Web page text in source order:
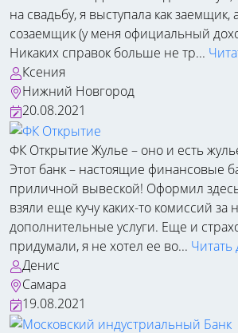
на свадьбу, я выступала как
созаемщик (у меня официальный
Никаких справок больше не тр...
Ксения
Нижний Новгород
20.08.2021
ФК Открытие Жулье – оно и есть
Этот банк – настоящие финансовые
приличной вывеской! Оформил здесь
взяли еще кучу каких-то комиссий за
дополнительные услуги. Еще и
придумали, я не хотел ее во... Читать
Денис
Самара
19.08.2021